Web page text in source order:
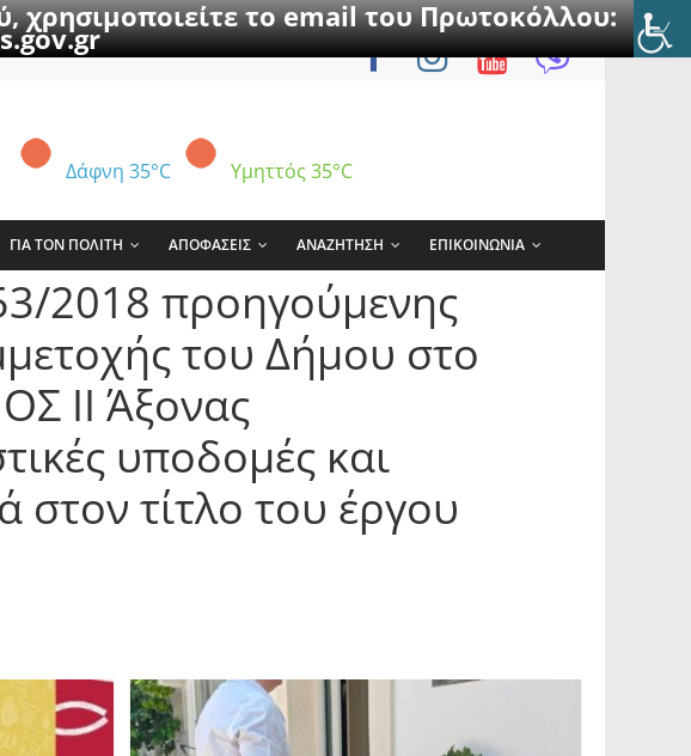
χρησιμοποιείτε το email του Πρωτοκόλλου:
Δάφνη 35°C Υμηττός 35°C
ΓΙΑ ΤΟΝ ΠΟΛΙΤΗ ΑΠΟΦΑΣΕΙΣ ΑΝΑΖΗΤΗΣΗ ΕΠΙΚΟΙΝΩΝΙΑ
2018 προηγούμενης
του Δήμου στο
ΙΙ Άξονας
υποδομές και
τίτλο του έργου